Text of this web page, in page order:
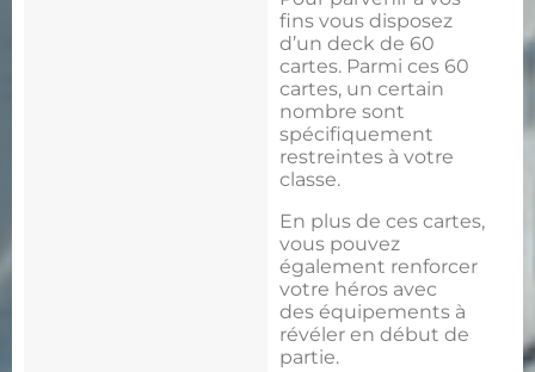
fins vous disposez
d’un deck de 60
cartes. Parmi ces 60
cartes, un certain
nombre sont
spécifiquement
restreintes à votre
classe.
En plus de ces cartes,
vous pouvez
également renforcer
votre héros avec
des équipements à
révéler en début de
partie.